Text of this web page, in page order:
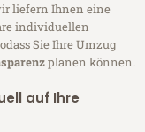
liefern Ihnen eine
individuellen
Sie Ihre Umzug
planen können.
auf Ihre